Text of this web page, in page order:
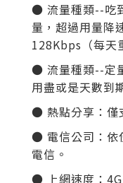
● 流量種類--吃
量，超過用量降
128Kbps（每天
● 流量種類--定
用盡或是天數到
● 熱點分享：僅
● 電信公司：依
電信。
● 上網速度：